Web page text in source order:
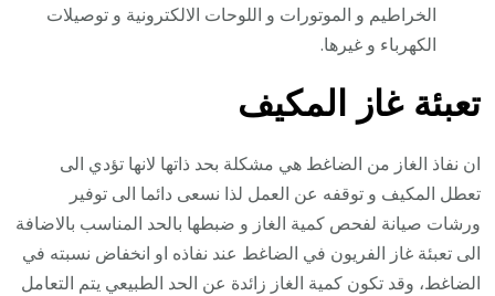
الخراطيم و الموتورات و اللوحات الالكترونية و توصيلات
الكهرباء و غيرها.
تعبئة غاز المكيف
ان نفاذ الغاز من الضاغط هي مشكلة بحد ذاتها لانها تؤدي الى
تعطل المكيف و توقفه عن العمل لذا نسعى دائما الى توفير
ورشات صيانة لفحص كمية الغاز و ضبطها بالحد المناسب بالاضافة
الى تعبئة غاز الفريون في الضاغط عند نفاذه او انخفاض نسبته في
الضاغط، وقد تكون كمية الغاز زائدة عن الحد الطبيعي يتم التعامل